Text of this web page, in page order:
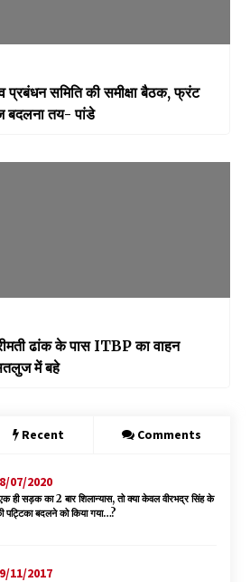
प्रबंधन समिति की समीक्षा बैठक, फ्रंट
बदलना तय- पांडे
ढांक के पास ITBP का वाहन
में बहे
Recent Comments
07/2020
ही सड़क का 2 बार शिलान्यास, तो क्या केवल वीरभद्र सिंह के
पट्टिका बदलने को किया गया…?
11/2017